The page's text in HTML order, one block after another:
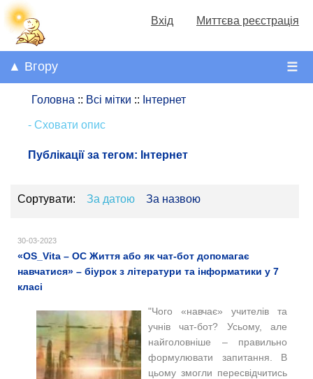
Вхід Миттєва реєстрація
☰
▲ Вгору
Головна :: Всі мітки :: Інтернет
- Сховати опис
Публікації за тегом: Інтернет
Сортувати: За датою За назвою
30-03-2023
«OS_Vita – ОС Життя або як чат-бот допомагає
навчатися» – біурок з літератури та інформатики у 7
класі
"Чого «навчає» учителів та
учнів чат-бот? Усьому, але
найголовніше – правильно
формулювати запитання. В
цьому змогли пересвідчитись